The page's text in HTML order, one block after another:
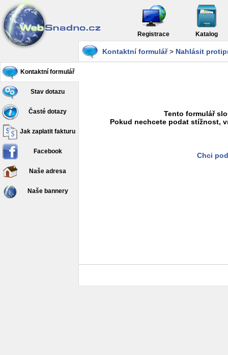
Registrace Katalog
Kontaktní formulář
Stav dotazu
Časté dotazy
Jak zaplatit fakturu
Facebook
Naše adresa
Naše bannery
Kontaktní formulář> Nahlásit
Tento formulář
Pokud nechcete podat stížnost,
Chci